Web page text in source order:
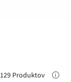
129 Produktov